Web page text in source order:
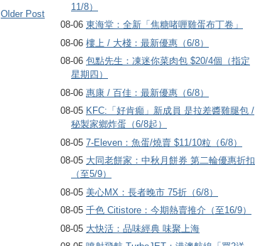
11/8）
08-06 東海堂：全新「焦糖啫喱雞蛋布丁卷」
08-06 樓上 / 大棧：最新優惠（6/8）
08-06 包點先生：凍迷你菜肉包 $20/4個（指定
星期四）
08-06 惠康 / 百佳：最新優惠（6/8）
08-05 KFC:「好肯癲」新成員 是拉差醬雞腿包 /
秘製家鄉炸蛋（6/8起）
08-05 7-Eleven：魚蛋/燒賣 $11/10粒（6/8）
08-05 大同老餅家：中秋月餅券 第二輪優惠折扣
（至5/9）
08-05 美心MX：長者晚市 75折（6/8）
08-05 千色 Citistore：今期熱賣推介（至16/9）
08-05 大快活：品味經典 味聚上海
Older Post